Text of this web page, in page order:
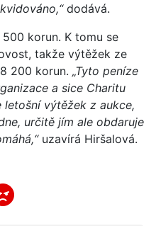
dodává.
korun. K tomu se
takže výtěžek ze
200 korun. „Tyto peníze
a sice Charitu
letošní výtěžek z aukce,
určitě jím ale obdaruje
uzavírá Hiršalová.